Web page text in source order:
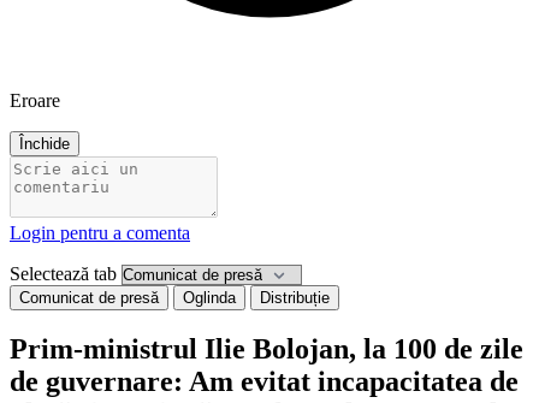
Eroare
Închide
Login pentru a comenta
Selectează tab
Comunicat de presă Oglinda Distribuție
Prim-ministrul Ilie Bolojan, la 100 de zile
de guvernare: Am evitat incapacitatea de